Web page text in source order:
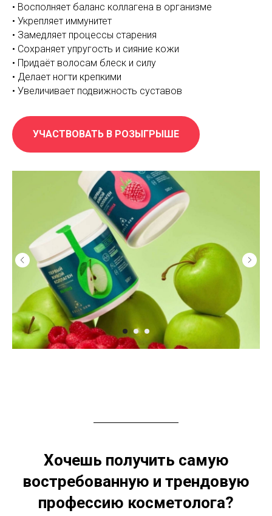
• Восполняет баланс коллагена в организме⠀
• Укрепляет иммунитет⠀
• Замедляет процессы старения⠀
• Сохраняет упругость и сияние кожи⠀
• Придаёт волосам блеск и силу⠀
• Делает ногти крепкими ⠀
• Увеличивает подвижность суставов ⠀
УЧАСТВОВАТЬ В РОЗЫГРЫШЕ
Хочешь получить самую
востребованную и трендовую
профессию косметолога?